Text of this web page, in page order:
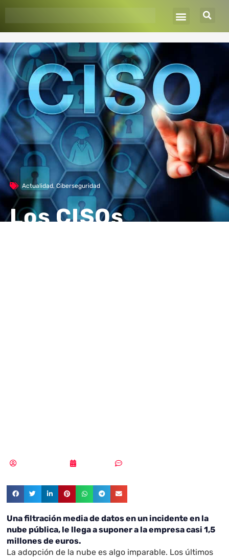
Actualidad,Ciberseguridad
Los CISOs
Una filtración media de datos en un incidente en la
nube pública, le llega a suponer a la empresa casi 1,5
millones de euros.
La adopción de la nube es algo imparable. Los últimos